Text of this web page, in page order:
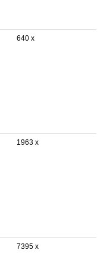
640 x
1963 x
7395 x